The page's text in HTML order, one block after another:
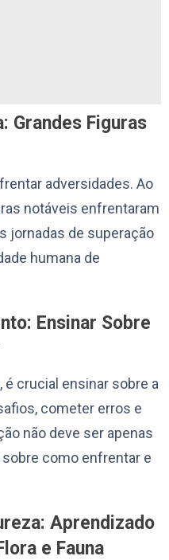
Grandes Figuras
adversidades. Ao
notáveis enfrentaram
jornadas de superação
humana de
Ensinar Sobre
crucial ensinar sobre a
cometer erros e
não deve ser apenas
como enfrentar e
Aprendizado
e Fauna